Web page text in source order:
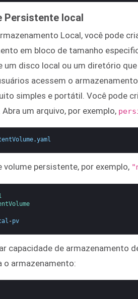
Persistente local
Local, você pode
em bloco de tamanho
um disco local ou um diretório
acessem o
simples e portátil. Você pode
um arquivo, por exemplo,
.yaml
volume persistente, por exemplo,
-pv
capacidade de armazenamento
o armazenamento: